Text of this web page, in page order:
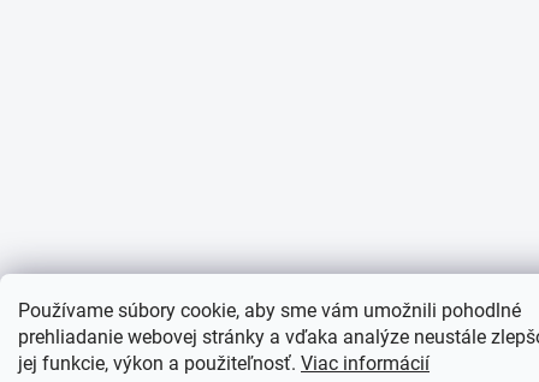
Používame súbory cookie, aby sme vám umožnili pohodlné
prehliadanie webovej stránky a vďaka analýze neustále
jej funkcie, výkon a použiteľnosť. Viac informácií